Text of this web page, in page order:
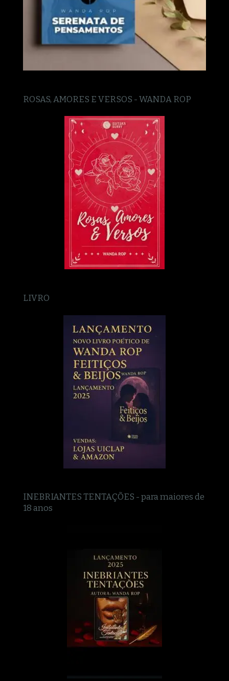
ROSAS, AMORES E VERSOS - WANDA ROP
LIVRO
INEBRIANTES TENTAÇÕES - para maiores de
18 anos